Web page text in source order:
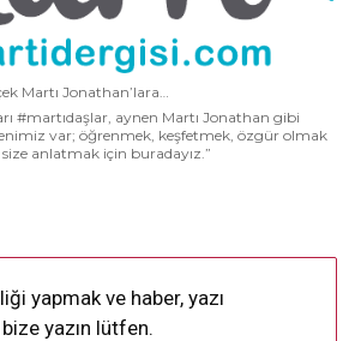
Martı Jonathan’lara…
#martıdaşlar, aynen Martı Jonathan gibi
var; öğrenmek, keşfetmek, özgür olmak
anlatmak için buradayız.”
yapmak ve haber, yazı
yazın lütfen.